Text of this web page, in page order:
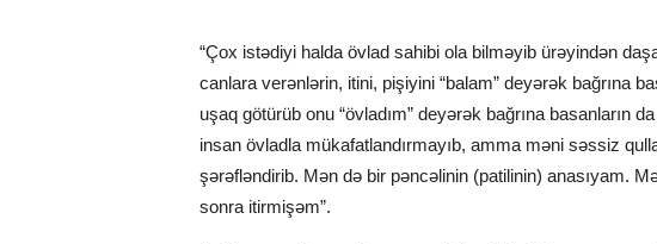
“Çox istədiyi halda övlad sahibi ola bilməyib ürəyindən
canlara verənlərin, itini, pişiyini “balam” deyərək bağrına
uşaq götürüb onu “övladım” deyərək bağrına basanların
insan övladla mükafatlandırmayıb, amma məni səssiz
şərəfləndirib. Mən də bir pəncəlinin (patilinin) anasıyam.
sonra itirmişəm”.